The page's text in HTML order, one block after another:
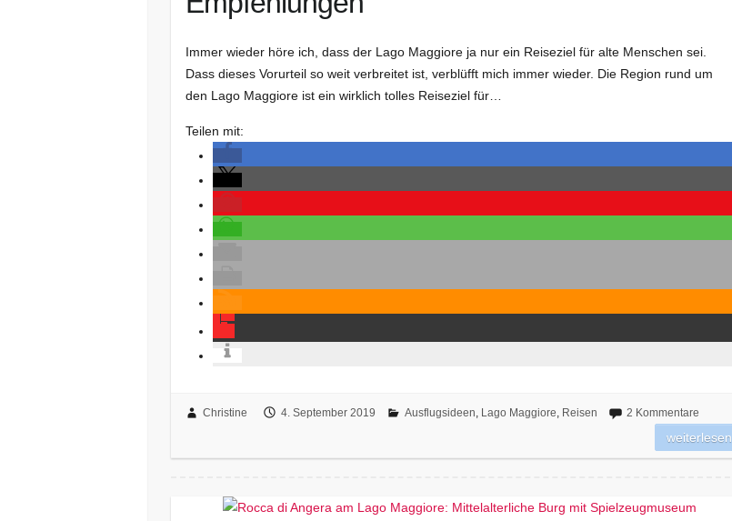
Immer wieder höre ich, dass der Lago Maggiore ja nur ein Reiseziel für alte Menschen sei.
Dass dieses Vorurteil so weit verbreitet ist, verblüfft mich immer wieder. Die Region rund um
den Lago Maggiore ist ein wirklich tolles Reiseziel für…
Teilen mit:
Christine 4. September 2019 Ausflugsideen, Lago Maggiore, Reisen 2 Kommentare
weiterlesen